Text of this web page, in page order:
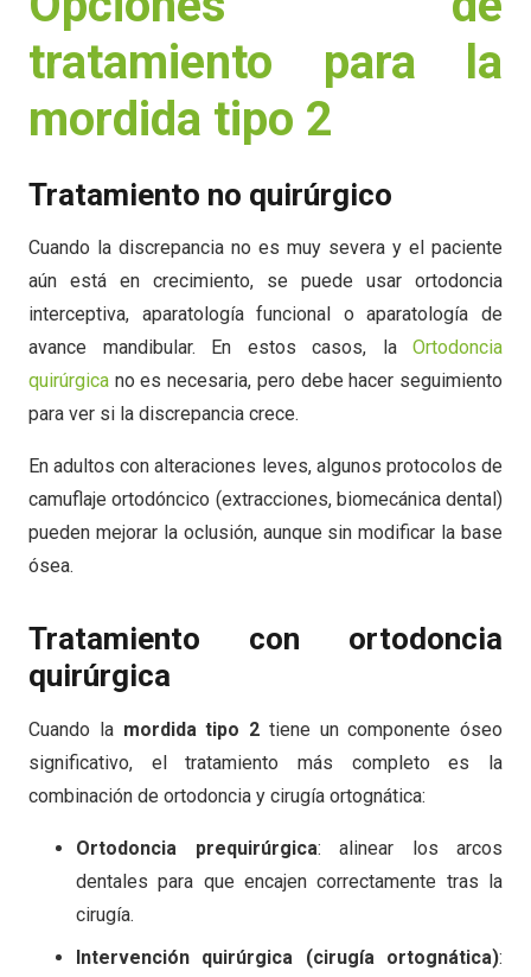
tratamiento para la
mordida tipo 2
Tratamiento no quirúrgico
Cuando la discrepancia no es muy severa y el paciente
aún está en crecimiento, se puede usar ortodoncia
interceptiva, aparatología funcional o aparatología de
avance mandibular. En estos casos, la Ortodoncia
quirúrgica no es necesaria, pero debe hacer seguimiento
para ver si la discrepancia crece.
En adultos con alteraciones leves, algunos protocolos de
camuflaje ortodóncico (extracciones, biomecánica dental)
pueden mejorar la oclusión, aunque sin modificar la base
ósea.
Tratamiento con ortodoncia
quirúrgica
Cuando la mordida tipo 2 tiene un componente óseo
significativo, el tratamiento más completo es la
combinación de ortodoncia y cirugía ortognática:
Ortodoncia prequirúrgica: alinear los arcos
dentales para que encajen correctamente tras la
cirugía.
Intervención quirúrgica (cirugía ortognática):